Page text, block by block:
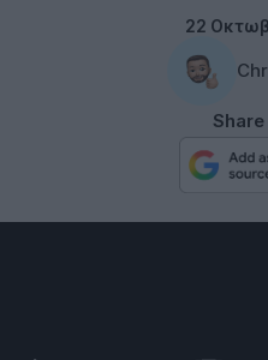
22
Share